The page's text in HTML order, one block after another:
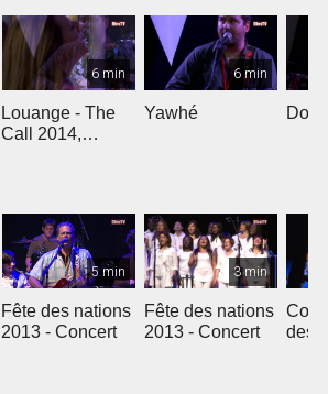
6 min
Louange - The
Call 2014,
6 min
Yawhé
5 min
Fête des nations
2013 - Concert
3 min
Fête des nations
2013 - Concert
des